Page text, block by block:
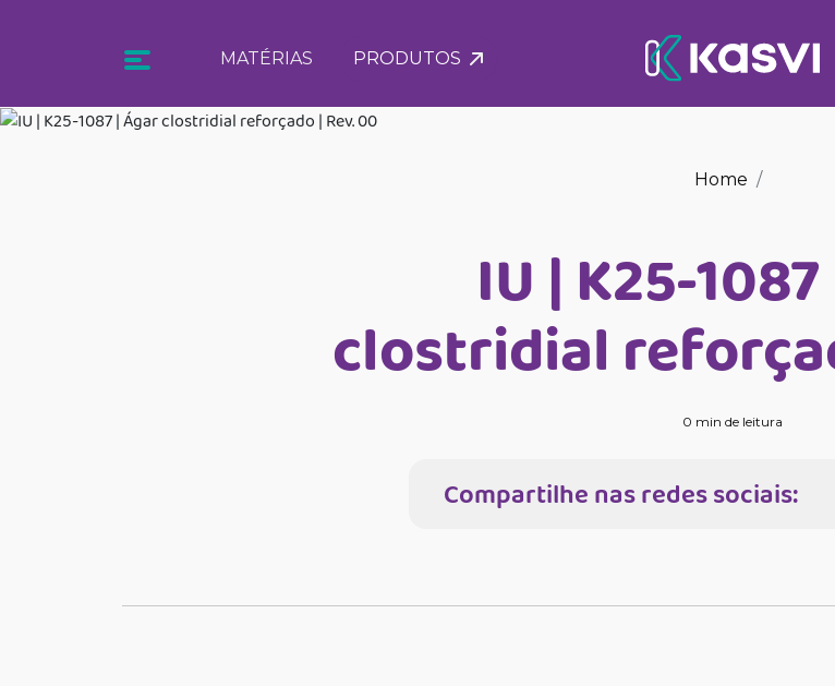
MATÉRIAS PRODUTOS
Home
IU | K25-
clostridial
0 min de leitura
Compartilhe nas redes sociais: